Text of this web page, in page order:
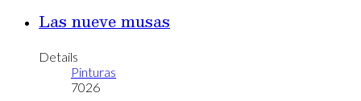
Las nueve musas
Details
Pinturas
7026